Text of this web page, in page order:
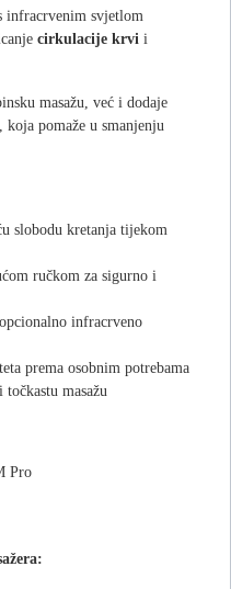
infracrvenim svjetlom
cirkulacije krvi i
masažu, već i dodaje
, koja pomaže u smanjenju
slobodu kretanja tijekom
ručkom za sigurno i
infracrveno
prema osobnim potrebama
točkastu masažu
Pro